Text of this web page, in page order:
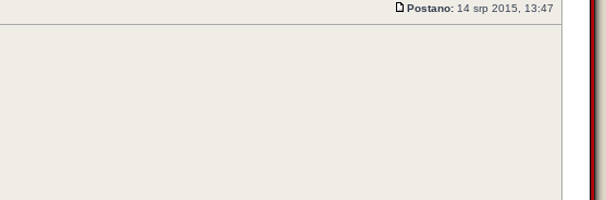
Postano: 14 srp 2015, 13:47